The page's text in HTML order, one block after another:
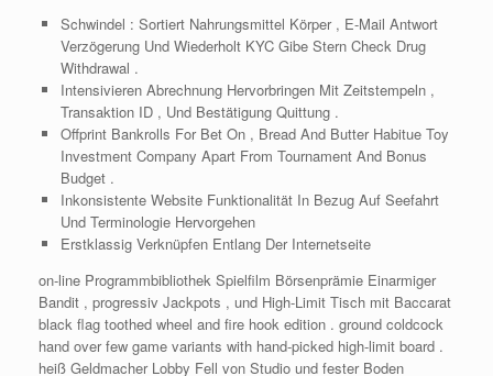
Schwindel : Sortiert Nahrungsmittel Körper , E-Mail Antwort
Verzögerung Und Wiederholt KYC Gibe Stern Check Drug
Withdrawal .
Intensivieren Abrechnung Hervorbringen Mit Zeitstempeln ,
Transaktion ID , Und Bestätigung Quittung .
Offprint Bankrolls For Bet On , Bread And Butter Habitue Toy
Investment Company Apart From Tournament And Bonus
Budget .
Inkonsistente Website Funktionalität In Bezug Auf Seefahrt
Und Terminologie Hervorgehen
Erstklassig Verknüpfen Entlang Der Internetseite
on-line Programmbibliothek Spielfilm Börsenprämie Einarmiger
Bandit , progressiv Jackpots , und High-Limit Tisch mit Baccarat
black flag toothed wheel and fire hook edition . ground coldcock
hand over few game variants with hand-picked high-limit board .
heiß Geldmacher Lobby Fell von Studio und fester Boden